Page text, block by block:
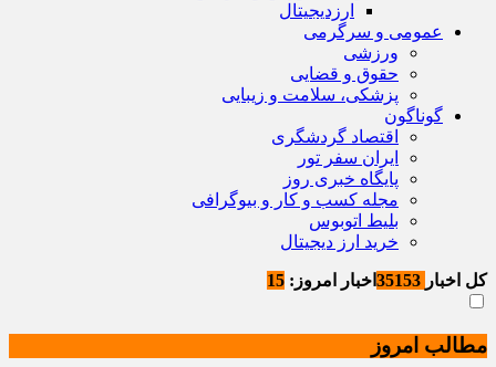
ارزدیجیتال
عمومی و سرگرمی
ورزشی
حقوق و قضایی
پزشکی، سلامت و زیبایی
گوناگون
اقتصاد گردشگری
ایران سفر تور
پایگاه خبری روز
مجله کسب و کار و بیوگرافی
بلیط اتوبوس
خرید ارز دیجیتال
کل اخبار اخبار امروز: 15
مطالب امروز